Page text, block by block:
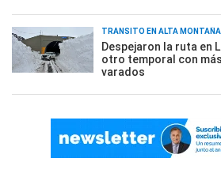
TRÁNSITO EN ALTA MONTAÑA
Despejaron la ruta en
otro temporal con
varados